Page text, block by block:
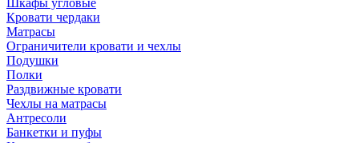
Кровати чердаки
Матрасы
Ограничители кровати и чехлы
Подушки
Полки
Раздвижные кровати
Чехлы на матрасы
Антресоли
Банкетки и пуфы